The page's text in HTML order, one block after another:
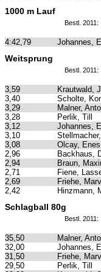
1000 m Lauf
Bestl. 2011:
4:42,79 Johannes,
Weitsprung
Bestl. 2011:
3,59 Krautwald,
3,40
Scholte,
3,29
Malner,
3,28
Perlik, Till
3,12
Johannes,
3,10
3,08
Olcay, Enes
2,96
Backhaus,
2,94
Braun,
2,71
Fiene,
2,69
Friehe,
2,42
Hinzmann,
Schlagball 80g
Bestl. 2011:
35,50 Malner,
32,00
Johannes,
31,50
Friehe,
29,50
Perlik, Till